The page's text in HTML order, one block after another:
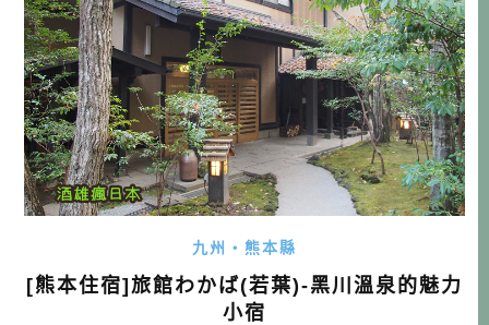
九州・熊本縣
[熊本住宿]旅館わかば(若葉)-黑川溫泉的魅力
小宿